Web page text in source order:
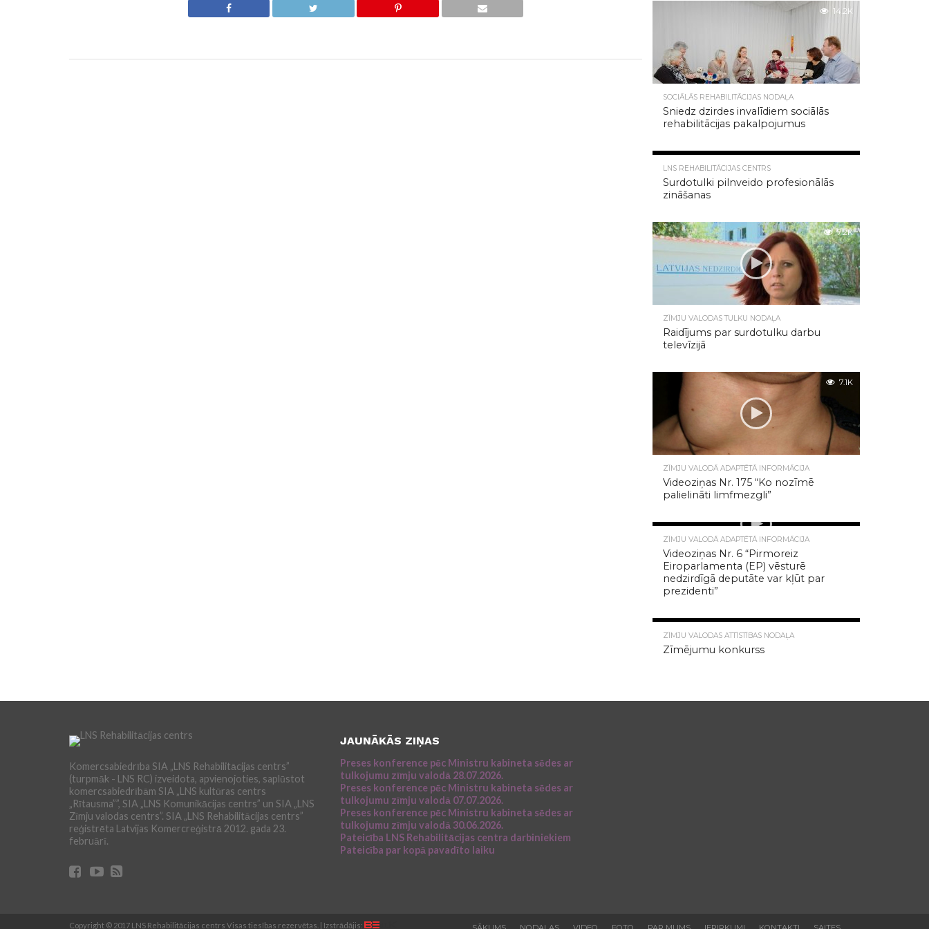
14.2K
SOCIĀLĀS REHABILITĀCIJAS NODAĻA
Sniedz dzirdes invalīdiem sociālās
rehabilitācijas pakalpojumus
LNS REHABILITĀCIJAS CENTRS
Surdotulki pilnveido profesionālās
zināšanas
7.2K
ZĪMJU VALODAS TULKU NODAĻA
Raidījums par surdotulku darbu
televīzijā
7.1K
ZĪMJU VALODĀ ADAPTĒTĀ INFORMĀCIJA
Videoziņas Nr. 175 “Ko nozīmē
palielināti limfmezgli”
ZĪMJU VALODĀ ADAPTĒTĀ INFORMĀCIJA
Videoziņas Nr. 6 “Pirmoreiz
Eiroparlamenta (EP) vēsturē
nedzirdīgā deputāte var kļūt par
prezidenti”
ZĪMJU VALODAS ATTĪSTĪBAS NODAĻA
Zīmējumu konkurss
Komercsabiedrība SIA „LNS Rehabilitācijas centrs”
(turpmāk - LNS RC) izveidota, apvienojoties, saplūstot
komercsabiedrībām SIA „LNS kultūras centrs
„Rītausma””, SIA „LNS Komunikācijas centrs” un SIA „LNS
Zīmju valodas centrs”. SIA „LNS Rehabilitācijas centrs”
reģistrēta Latvijas Komercreģistrā 2012. gada 23.
februārī.
JAUNĀKĀS ZIŅAS
Preses konference pēc Ministru kabineta sēdes ar
tulkojumu zīmju valodā 28.07.2026.
Preses konference pēc Ministru kabineta sēdes ar
tulkojumu zīmju valodā 07.07.2026.
Preses konference pēc Ministru kabineta sēdes ar
tulkojumu zīmju valodā 30.06.2026.
Pateicība LNS Rehabilitācijas centra darbiniekiem
Pateicība par kopā pavadīto laiku
Copyright © 2017 LNS Rehabilitācijas centrs Visas tiesības rezervētas. | Izstrādājis: